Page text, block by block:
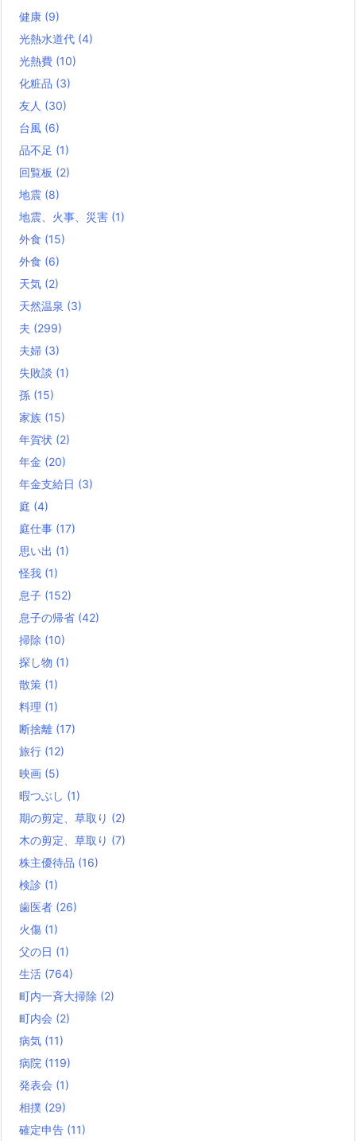
健康 (9)
光熱水道代 (4)
光熱費 (10)
化粧品 (3)
友人 (30)
台風 (6)
品不足 (1)
回覧板 (2)
地震 (8)
地震、火事、災害 (1)
外食 (15)
外食 (6)
天気 (2)
天然温泉 (3)
夫 (299)
夫婦 (3)
失敗談 (1)
孫 (15)
家族 (15)
年賀状 (2)
年金 (20)
年金支給日 (3)
庭 (4)
庭仕事 (17)
思い出 (1)
怪我 (1)
息子 (152)
息子の帰省 (42)
掃除 (10)
探し物 (1)
散策 (1)
料理 (1)
断捨離 (17)
旅行 (12)
映画 (5)
暇つぶし (1)
期の剪定、草取り (2)
木の剪定、草取り (7)
株主優待品 (16)
検診 (1)
歯医者 (26)
火傷 (1)
父の日 (1)
生活 (764)
町内一斉大掃除 (2)
町内会 (2)
病気 (11)
病院 (119)
発表会 (1)
相撲 (29)
確定申告 (11)